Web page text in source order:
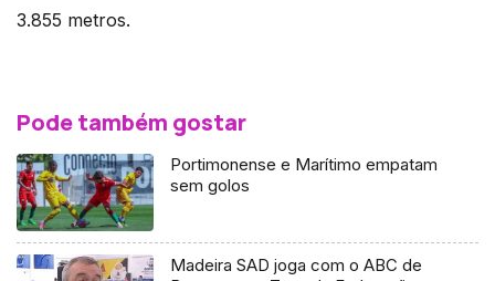
3.855 metros.
Pode também gostar
Portimonense e Marítimo empatam
sem golos
Madeira SAD joga com o ABC de